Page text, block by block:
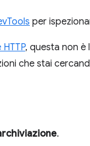
per
, questa non è
che stai
.